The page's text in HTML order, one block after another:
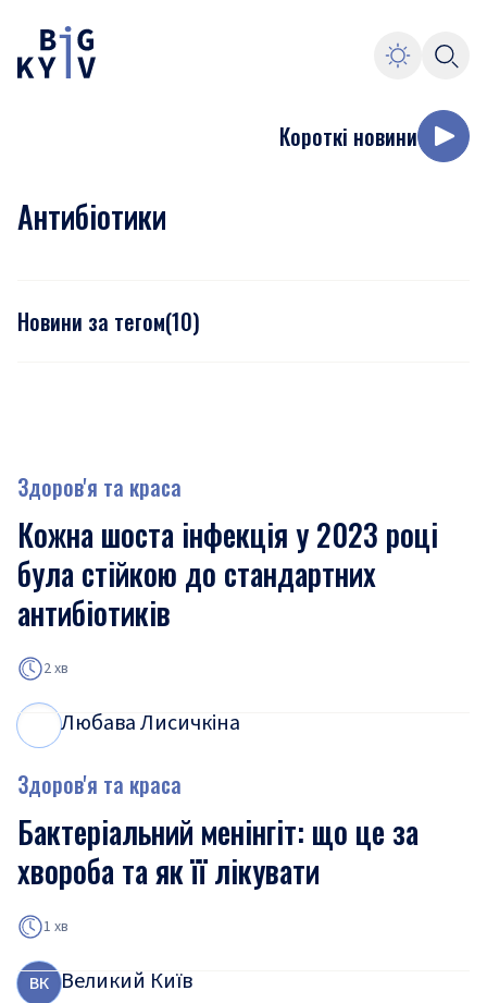
Короткі новини
Антибіотики
Новини за тегом(10)
Здоров'я та краса
Кожна шоста інфекція у 2023 році
була стійкою до стандартних
антибіотиків
2 хв
Любава Лисичкіна
Здоров'я та краса
Бактеріальний менінгіт: що це за
хвороба та як її лікувати
1 хв
ВК Великий Київ